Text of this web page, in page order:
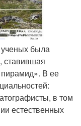
была
ставившая
пирамид». В ее
в том
естественных